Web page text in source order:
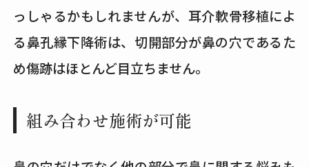
っしゃるかもしれませんが、耳介軟骨移植によ
る鼻孔縁下降術は、切開部分が鼻の穴であるた
め傷跡はほとんど目立ちません。
組み合わせ施術が可能